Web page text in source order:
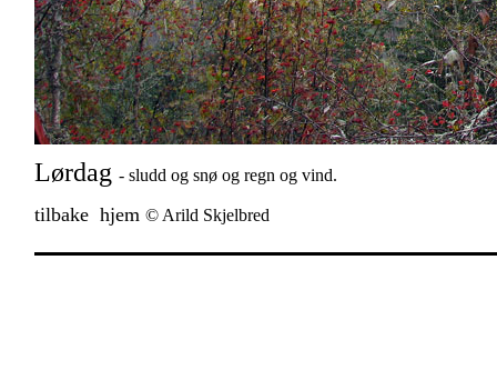
Lørdag - sludd og snø og regn og vind.
tilbake hjem © Arild Skjelbred